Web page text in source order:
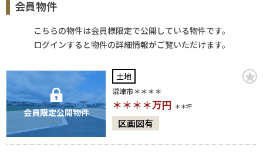
会員物件
こちらの物件は会員様限定で公開している物件です。
ログインすると物件の詳細情報がご覧いただけます。
会員限定公開物件
土地
沼津市＊＊＊＊
＊＊＊＊万円 ＊＊坪
区画図有